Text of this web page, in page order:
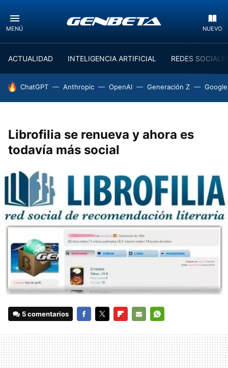
MENÚ NUEVO
ACTUALIDAD INTELIGENCIA ARTIFICIAL REDES
HOY SE HABLA DE
ChatGPT Anthropic OpenAI Generación Z
Librofilia se renueva y ahora es
todavía más social
5 comentarios
MAIL